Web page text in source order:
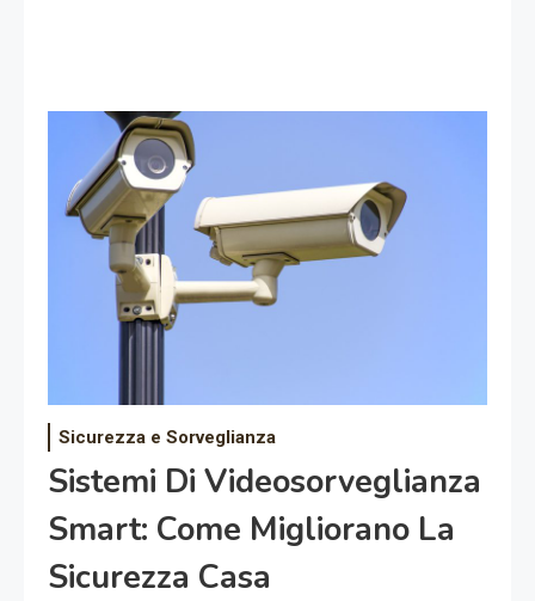
Sicurezza e Sorveglianza
Sistemi Di Videosorveglianza
Smart: Come Migliorano La
Sicurezza Casa